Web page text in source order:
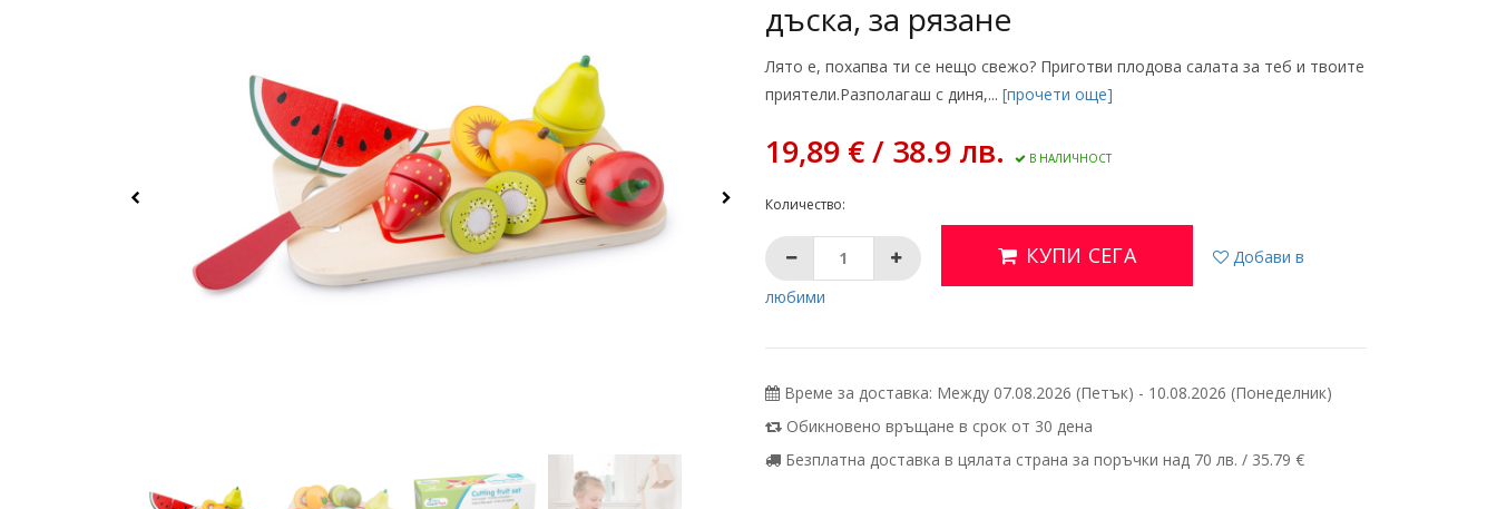
дъска, за рязане
Лято е, похапва ти се нещо свежо? Приготви плодова салата за теб и твоите
приятели.Разполагаш с диня,... [прочети още]
19,89 € / 38.9 лв. В НАЛИЧНОСТ
Количество:
КУПИ СЕГА
Добави в
любими
Време за доставка: Между 07.08.2026 (Петък) - 10.08.2026 (Понеделник)
Обикновено връщане в срок от 30 дена
Безплатна доставка в цялата страна за поръчки над 70 лв. / 35.79 €